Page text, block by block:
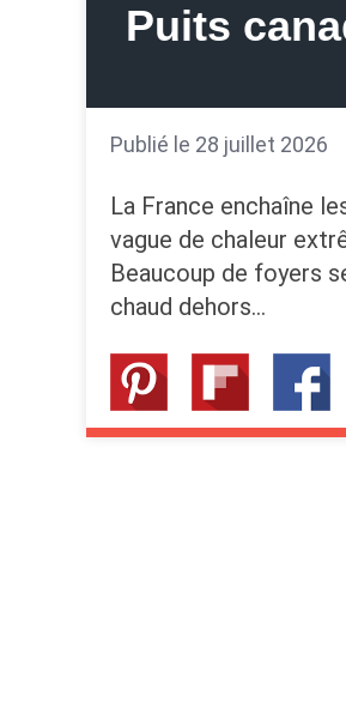
Puits
Publié le 28 juillet 2026
La France enchaîne
vague de chaleur
Beaucoup de foyers
chaud dehors…